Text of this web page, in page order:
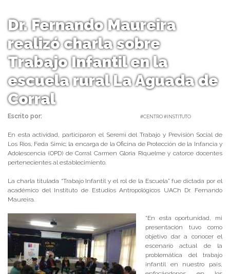
Dr. Fernando Maureira
realizó charla sobre
Trabajo Infantil en la
escuela rural La Aguada de
Corral
Escrito por: #CENTRO #INSTITUTO
En esta actividad, participaron el Seremi del Trabajo y Previsión Social de
Los Rios, Feda Simic; la encarga de la Oficina de Protección de la Infancia y
Adolescencia (OPD) de Corral Carmen Gloria Riquelme y catorce docentes
pertenecientes al establecimiento.
La charla titulada “Trabajo Infantil y el rol de la Escuela” fue dictada por el
académico del Instituto de Estudios Antropológicos UACh Dr. Fernando
Maureira.
“En esta oportunidad, mi
presentación tuvo como
objetivo dar a conocer el
escenario actual de la
problemática del trabajo
infantil en nuestro país,